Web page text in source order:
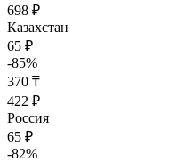
698 ₽
Казахстан
65 ₽
-85%
370 ₸
422 ₽
Россия
65 ₽
-82%